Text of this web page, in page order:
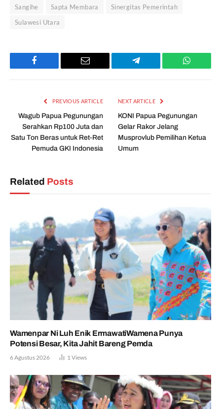
Sangihe Sapta Membara
Sinergitas Pemerintah
Sulawesi Utara
Facebook Email Telegram
PREVIOUS ARTICLE
Wagub Papua Pegunungan
Serahkan Rp100 Juta dan
Satu Ton Beras untuk Ret-Ret
Pemuda GKI Indonesia
NEXT ARTICLE
KONI Papua Pegunungan
Gelar Rakor Jelang
Musprovlub Pemilihan Ketua
Umum
Related Posts
Wamenpar Ni Luh Enik ErmawatiWamena Punya
Potensi Besar, Kita Jahit Bareng Pemda
6 Agustus 2026 1Views